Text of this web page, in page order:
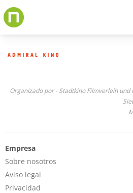
to
Organizado por - Stadtkino Filmverleih
Empresa
Sobre nosotros
Aviso legal
Privacidad